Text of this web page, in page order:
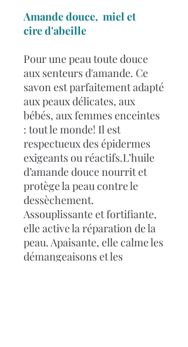
Amande douce, miel et
cire d'abeille
Pour une peau toute douce
aux senteurs d'amande. Ce
savon est parfaitement adapté
aux peaux délicates, aux
bébés, aux femmes enceintes
: tout le monde! Il est
respectueux des épidermes
exigeants ou réactifs.L’huile
d’amande douce nourrit et
protège la peau contre le
dessèchement.
Assouplissante et fortifiante,
elle active la réparation de la
peau. Apaisante, elle calme les
démangeaisons et les